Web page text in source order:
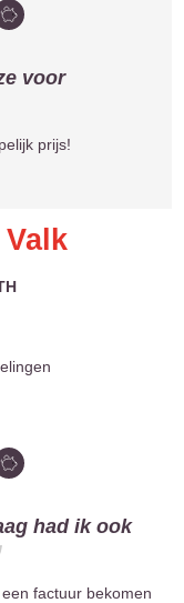
voor
prijs!
had ik ook
factuur bekomen